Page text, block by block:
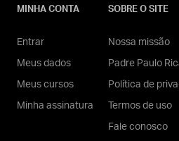
MINHA CONTA
Entrar
Meus dados
Meus cursos
Minha assinatura
SOBRE O SITE
Nossa missão
Padre Paulo
Política de
Termos de uso
Fale conosco